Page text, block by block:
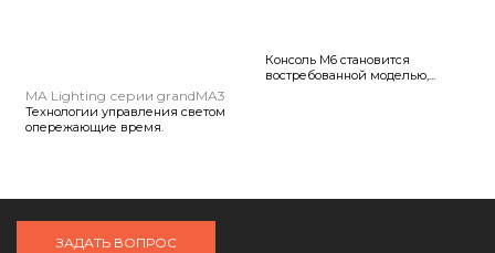
MA Lighting серии grandMA3
Технологии управления светом
опережающие время.
Консоль М6 становится
востребованной моделью,...
ЗАДАТЬ ВОПРОС